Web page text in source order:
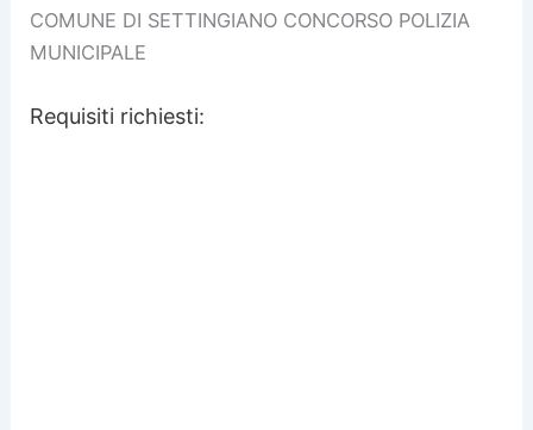
COMUNE DI SETTINGIANO CONCORSO POLIZIA
MUNICIPALE
Requisiti richiesti: